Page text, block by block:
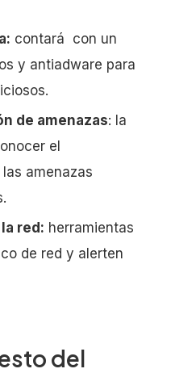
contará con un
y antiadware para
de amenazas: la
el
amenazas
red: herramientas
de red y alerten
del